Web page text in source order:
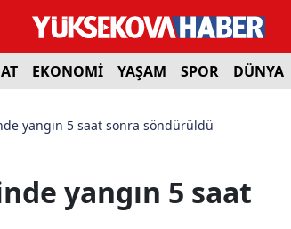
EKONOMİ YAŞAM SPOR DÜNYA
yangın 5 saat sonra söndürüldü
yangın 5 saat